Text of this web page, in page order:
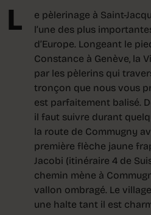
L
e pèlerinage à Saint-
l’une des plus
d’Europe. Longeant le
Constance à Genève, la
par les pèlerins qui
tronçon que nous vous
est parfaitement balisé.
il faut suivre durant
la route de Commugny
première flèche jaune
Jacobi (itinéraire 4 de
chemin mène à
vallon ombragé. Le
une halte tant il est